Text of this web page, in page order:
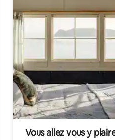
Vous allez vous y